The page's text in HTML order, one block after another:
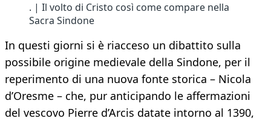
. | Il volto di Cristo così come compare nella
Sacra Sindone
In questi giorni si è riacceso un dibattito sulla
possibile origine medievale della Sindone, per il
reperimento di una nuova fonte storica – Nicola
d’Oresme – che, pur anticipando le affermazioni
del vescovo Pierre d’Arcis datate intorno al 1390,